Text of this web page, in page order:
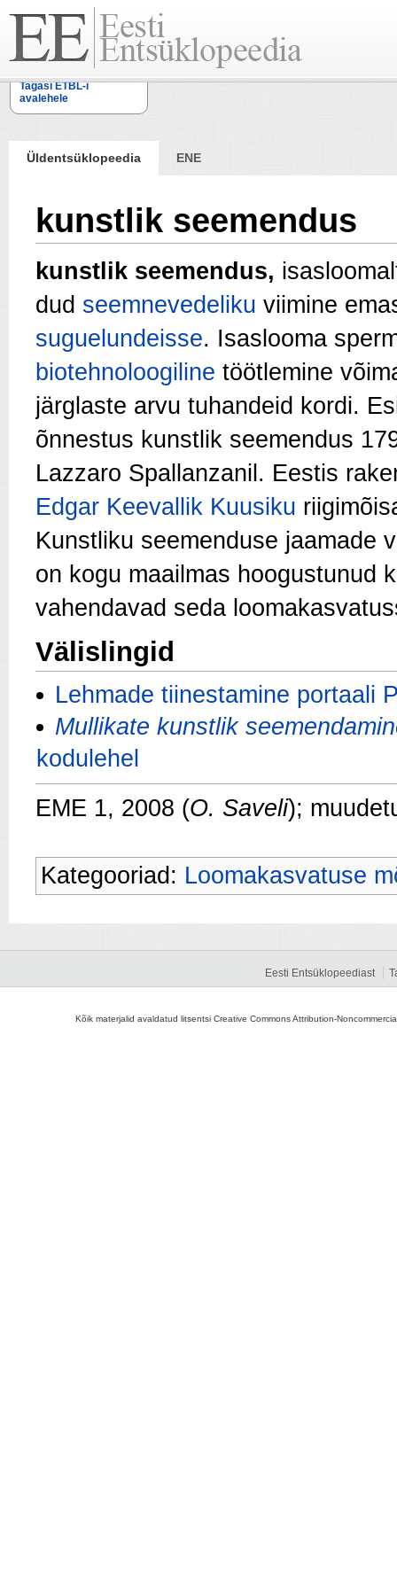
Tagasi ETBL-i
avalehele
Üldentsüklopeedia ENE
kunstlik seemendus
kunstlik seemendus,
dud seemnevedeliku viimine
suguelundeisse. Isaslooma
biotehnoloogiline töötle­mine
järglaste arvu tuhandeid kordi.
õnnestus kunstlik seemendus
Lazzaro Spallanzanil. Eestis
Edgar Keevallik Kuusiku
Kunstliku seemenduse jaamade
on kogu maailmas hoogustunud
vahendavad seda
Välislingid
Lehmade tiinestamine portaali
Mullikate kunstlik
kodulehel
EME 1, 2008 (O. Saveli);
Kategooriad: Loomakasvatuse
Eesti Entsüklopeediast
Kõik materjalid avaldatud litsentsi Creative Commons Attribution-